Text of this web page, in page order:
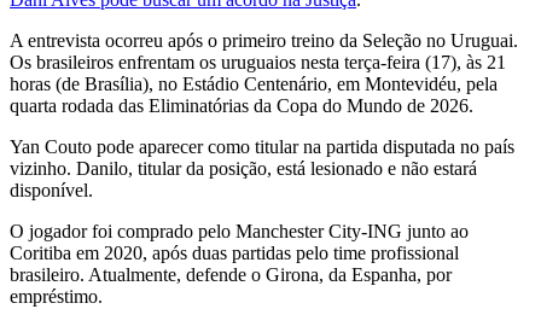
A entrevista ocorreu após o primeiro treino da Seleção no Uruguai.
Os brasileiros enfrentam os uruguaios nesta terça-feira (17), às 21
horas (de Brasília), no Estádio Centenário, em Montevidéu, pela
quarta rodada das Eliminatórias da Copa do Mundo de 2026.
Yan Couto pode aparecer como titular na partida disputada no país
vizinho. Danilo, titular da posição, está lesionado e não estará
disponível.
O jogador foi comprado pelo Manchester City-ING junto ao
Coritiba em 2020, após duas partidas pelo time profissional
brasileiro. Atualmente, defende o Girona, da Espanha, por
empréstimo.